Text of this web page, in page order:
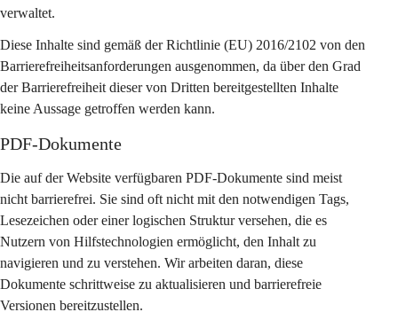
verwaltet.
Diese Inhalte sind gemäß der Richtlinie (EU) 2016/2102 von den
Barrierefreiheitsanforderungen ausgenommen, da über den Grad
der Barrierefreiheit dieser von Dritten bereitgestellten Inhalte
keine Aussage getroffen werden kann.
PDF-Dokumente
Die auf der Website verfügbaren PDF-Dokumente sind meist
nicht barrierefrei. Sie sind oft nicht mit den notwendigen Tags,
Lesezeichen oder einer logischen Struktur versehen, die es
Nutzern von Hilfstechnologien ermöglicht, den Inhalt zu
navigieren und zu verstehen. Wir arbeiten daran, diese
Dokumente schrittweise zu aktualisieren und barrierefreie
Versionen bereitzustellen.